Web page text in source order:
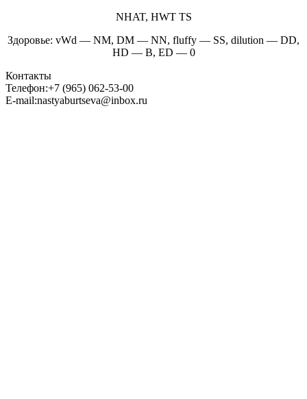
NHAT, HWT TS
Здоровье: vWd — NM, DM — NN, fluffy — SS, dilution — DD,
HD — B, ED — 0
Контакты
Телефон:+7 (965) 062-53-00
E-mail:nastyaburtseva@inbox.ru